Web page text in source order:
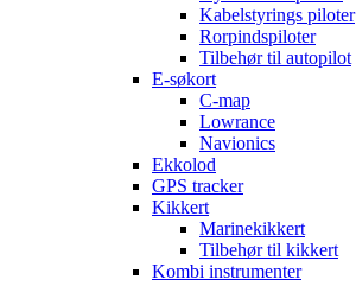
Kabelstyrings piloter
Rorpindspiloter
Tilbehør til autopilot
E-søkort
C-map
Lowrance
Navionics
Ekkolod
GPS tracker
Kikkert
Marinekikkert
Tilbehør til kikkert
Kombi instrumenter